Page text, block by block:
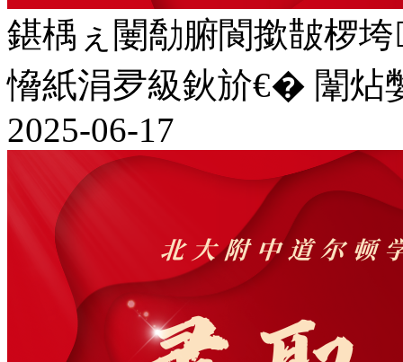
鍖楀ぇ闄勪腑閬撳皵椤
愶紙涓夛級鈥斺€� 闈炶
2025-06-17